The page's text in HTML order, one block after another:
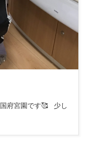
府宮園です🥰 少し